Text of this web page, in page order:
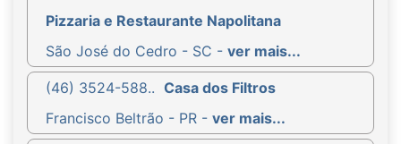
Pizzaria e Restaurante Napolitana
São José do Cedro - SC - ver mais...
(46) 3524-588.. Casa dos Filtros
Francisco Beltrão - PR - ver mais...